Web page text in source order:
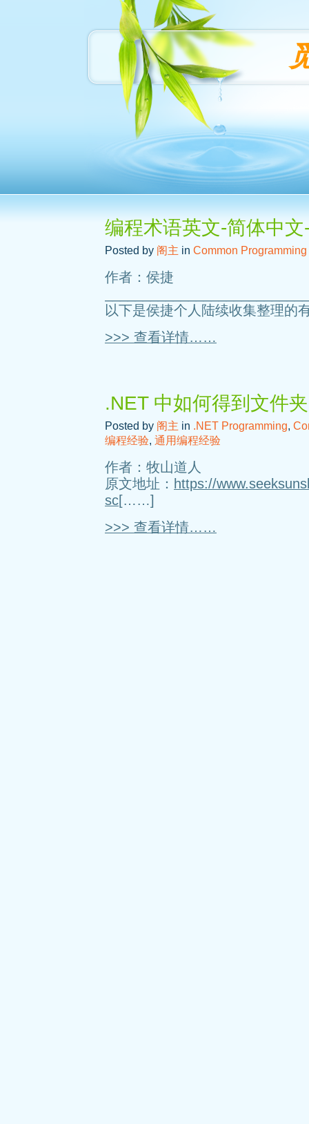
编程术语英文-简体中
Posted by 阁主 in Common Programming
作者：侯捷
以下是侯捷个人陆续收集整理
>>> 查看详情……
.NET 中如何得到文件
Posted by 阁主 in .NET Programming,
编程经验, 通用编程经验
作者：牧山道人
原文地址： https://
sc[……]
>>> 查看详情……